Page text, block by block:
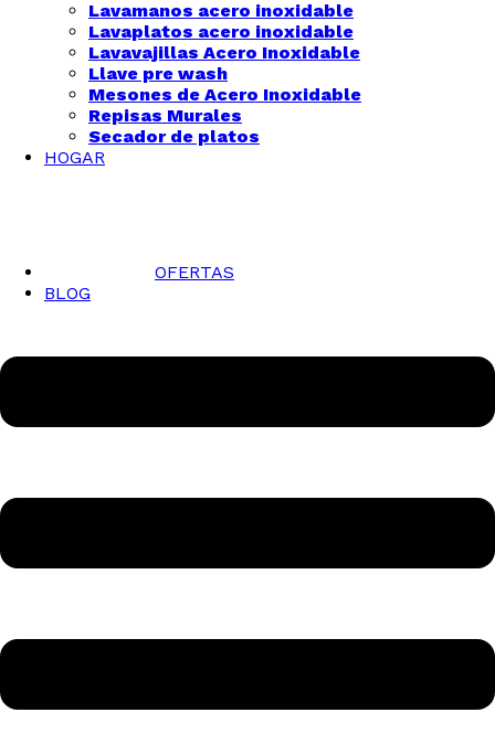
Lavamanos acero inoxidable
Lavaplatos acero inoxidable
Lavavajillas Acero Inoxidable
Llave pre wash
Mesones de Acero Inoxidable
Repisas Murales
Secador de platos
HOGAR
OFERTAS
BLOG